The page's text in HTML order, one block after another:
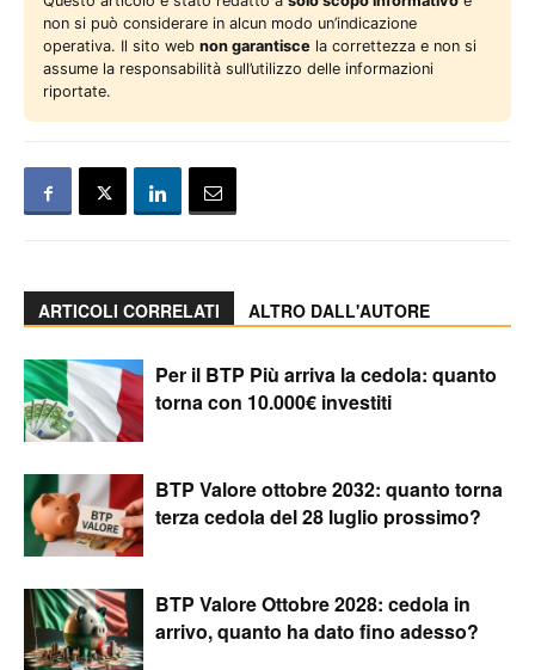
non si può considerare in alcun modo un’indicazione
operativa. Il sito web non garantisce la correttezza e non si
assume la responsabilità sull’utilizzo delle informazioni
riportate.
ARTICOLI CORRELATI ALTRO DALL'AUTORE
Per il BTP Più arriva la cedola: quanto
torna con 10.000€ investiti
BTP Valore ottobre 2032: quanto torna
terza cedola del 28 luglio prossimo?
BTP Valore Ottobre 2028: cedola in
arrivo, quanto ha dato fino adesso?